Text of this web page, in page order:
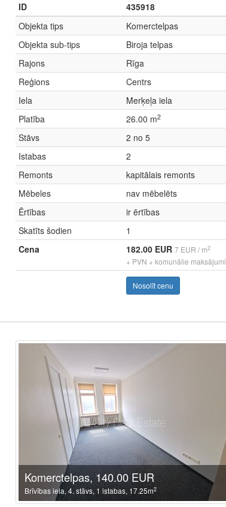
ID
435918
Objekta tips
Komerctelpas
Objekta sub-tips
Biroja telpas
Rajons
Rīga
Reģions
Centrs
Iela
Merķeļa iela
Platība
26.00 m2
Stāvs
2 no 5
Istabas
2
Remonts
kapitālais remonts
Mēbeles
nav mēbelēts
Ērtības
ir ērtības
Skatīts šodien
1
Cena
182.00 EUR 7 EUR / m2
+ PVN + komunālie maksājumi
Nosolīt cenu
Komerctelpas, 140.00 EUR
Brīvības iela, 4. stāvs, 1 istabas, 17.25m2